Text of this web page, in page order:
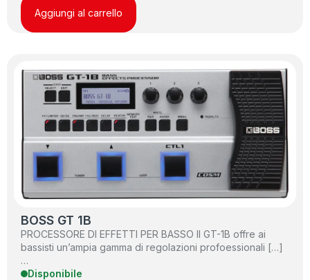
Aggiungi al carrello
BOSS GT 1B
PROCESSORE DI EFFETTI PER BASSO Il GT-1B offre ai
bassisti un’ampia gamma di regolazioni profoessionali […]
…
Disponibile